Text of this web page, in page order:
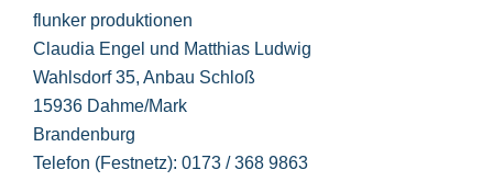
flunker produktionen
Claudia Engel und Matthias Ludwig
Wahlsdorf 35, Anbau Schloß
15936 Dahme/Mark
Brandenburg
Telefon (Festnetz): 0173 / 368 9863